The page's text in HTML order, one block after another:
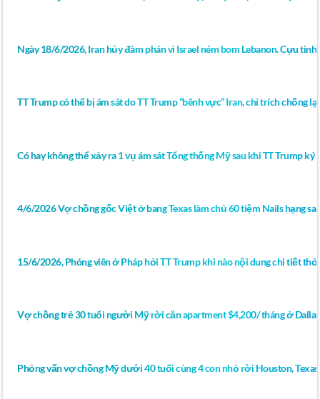
Ngày 18/6/2026, Iran hủy đàm phán vì Israel ném bom Lebanon. Cựu tình
TT Trump có thể bị ám sát do TT Trump “bênh vực” Iran, chỉ trích chống
Có hay không thể xảy ra 1 vụ ám sát Tổng thống Mỹ sau khi TT Trump
4/6/2026 Vợ chồng gốc Việt ở bang Texas làm chủ 60 tiệm Nails hạng
15/6/2026, Phóng viên ở Pháp hỏi TT Trump khi nào nội dung chi tiết
Vợ chồng trẻ 30 tuổi người Mỹ rời căn apartment $4,200/ tháng ở
Phỏng vấn vợ chồng Mỹ dưới 40 tuổi cùng 4 con nhỏ rời Houston,